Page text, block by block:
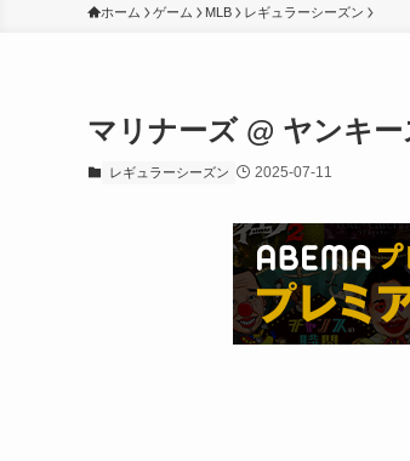
ホーム ゲーム MLB レギュラーシーズン
マリナーズ @ ヤンキー
レギュラーシーズン 2025-07-11